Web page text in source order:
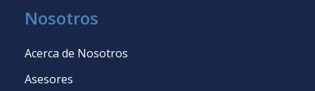
Nosotros
Acerca de Nosotros
Asesores